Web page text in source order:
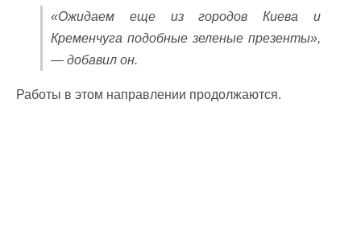
«Ожидаем еще из городов Киева и
Кременчуга подобные зеленые презенты»,
— добавил он.
Работы в этом направлении продолжаются.